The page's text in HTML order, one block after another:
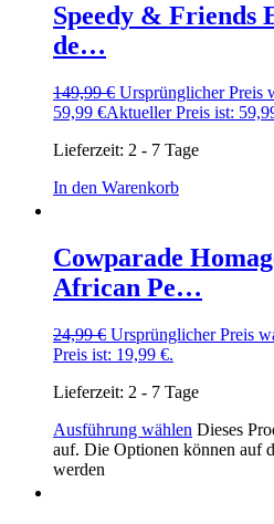
Speedy & Friends
de…
149,99€ Ursprünglicher Preis
59,99 €Aktueller Preis ist:
Lieferzeit: 2 - 7 Tage
In den Warenkorb
Cowparade
African Pe…
24,99€ Ursprünglicher Preis
Preis ist: 19,99 €.
Lieferzeit: 2 - 7 Tage
Ausführung wählen Dieses
auf. Die Optionen können auf
werden